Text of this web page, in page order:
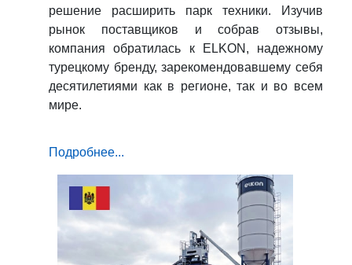
решение расширить парк техники. Изучив
рынок поставщиков и собрав отзывы,
компания обратилась к ELKON, надежному
турецкому бренду, зарекомендовавшему себя
десятилетиями как в регионе, так и во всем
мире.
Подробнее...